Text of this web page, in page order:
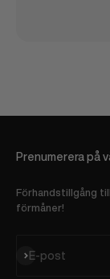
Prenumerera på
Förhandstillgång
förmåner!
E-post
Prenumerera